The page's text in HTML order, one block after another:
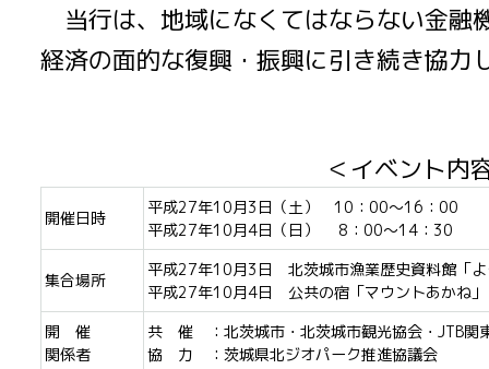
当行は、地域になくてはならない金融
経済の面的な復興・振興に引き続き協力
＜イベント内
開催日時
平成27年10月3日（土） 10：00～16：00
平成27年10月4日（日） 8：00～14：30
集合場所
平成27年10月3日 北茨城市漁業歴史資料館「よ
平成27年10月4日 公共の宿「マウントあかね」
開 催
関係者
共 催 ：北茨城市・北茨城市観光協会・JTB関
協 力 ：茨城県北ジオパーク推進協議会